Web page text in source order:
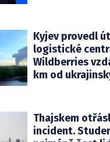
Kyjev provedl
logistické
Wildberries
km od
Thajskem
incident.